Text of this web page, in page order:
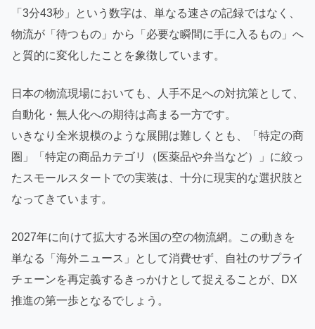
「3分43秒」という数字は、単なる速さの記録ではなく、
物流が「待つもの」から「必要な瞬間に手に入るもの」へ
と質的に変化したことを象徴しています。
日本の物流現場においても、人手不足への対抗策として、
自動化・無人化への期待は高まる一方です。
いきなり全米規模のような展開は難しくとも、「特定の商
圏」「特定の商品カテゴリ（医薬品や弁当など）」に絞っ
たスモールスタートでの実装は、十分に現実的な選択肢と
なってきています。
2027年に向けて拡大する米国の空の物流網。この動きを
単なる「海外ニュース」として消費せず、自社のサプライ
チェーンを再定義するきっかけとして捉えることが、DX
推進の第一歩となるでしょう。